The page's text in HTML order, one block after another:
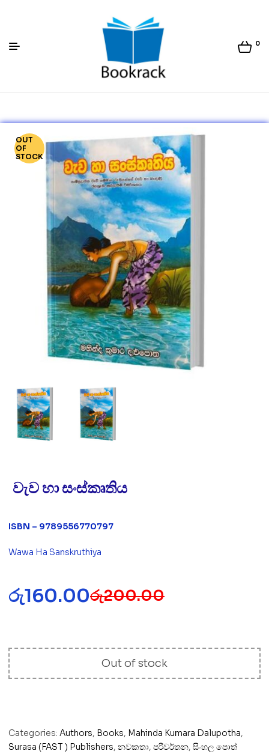
Bookrack.lk
0
OUT
OF
STOCK
වැව හා සංස්කෘතිය
ISBN – 9789556770797
Wawa Ha Sanskruthiya
රු200.00
රු160.00
Out of stock
Categories: Authors, Books, Mahinda Kumara Dalupotha,
Surasa (FAST ) Publishers, නවකතා, පරිවර්තන, සිංහල පොත්